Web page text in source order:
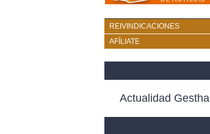
REIVINDICACIONES
AFÍLIATE
Actualidad Gestha